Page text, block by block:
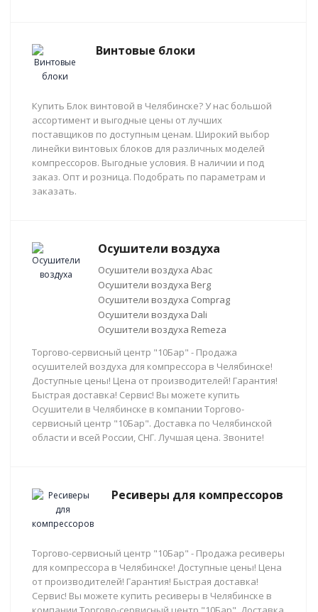
Винтовые блоки
Купить Блок винтовой в Челябинске? У нас большой
ассортимент и выгодные цены от лучших
поставщиков по доступным ценам. Широкий выбор
линейки винтовых блоков для различных моделей
компрессоров. Выгодные условия. В наличии и под
заказ. Опт и розница. Подобрать по параметрам и
заказать.
Осушители воздуха
Осушители воздуха Abac
Осушители воздуха Berg
Осушители воздуха Comprag
Осушители воздуха Dali
Осушители воздуха Remeza
Торгово-сервисный центр "10Бар" - Продажа
осушителей воздуха для компрессора в Челябинске!
Доступные цены! Цена от производителей! Гарантия!
Быстрая доставка! Сервис! Вы можете купить
Осушители в Челябинске в компании Торгово-
сервисный центр "10Бар". Доставка по Челябинской
области и всей России, СНГ. Лучшая цена. Звоните!
Ресиверы для компрессоров
Торгово-сервисный центр "10Бар" - Продажа ресиверы
для компрессора в Челябинске! Доступные цены! Цена
от производителей! Гарантия! Быстрая доставка!
Сервис! Вы можете купить ресиверы в Челябинске в